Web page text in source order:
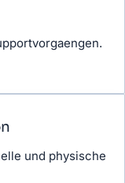
und physische